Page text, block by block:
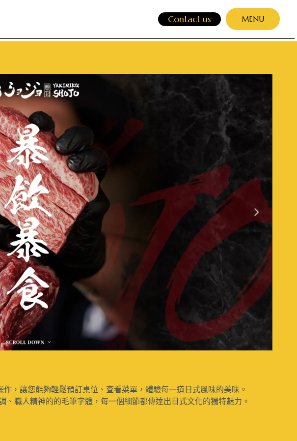
Contact us MENU
CLOSE
預覽
，讓您能夠輕鬆預訂桌位、查看菜單，體驗每一道日式風味的美味。
職人精神的的毛筆字體，每一個細節都傳達出日式文化的獨特魅力。